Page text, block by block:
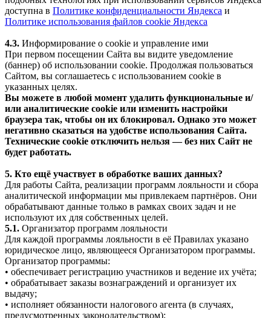
доступна в Политике конфиденциальности Яндекса и
Политике использования файлов cookie Яндекса
4.3. Информирование о cookie и управление ими
При первом посещении Сайта вы видите уведомление
(баннер) об использовании cookie. Продолжая пользоваться
Сайтом, вы соглашаетесь с использованием cookie в
указанных целях.
Вы можете в любой момент удалить функциональные и/
или аналитические cookie или изменить настройки
браузера так, чтобы он их блокировал. Однако это может
негативно сказаться на удобстве использования Сайта.
Технические cookie отключить нельзя — без них Сайт не
будет работать.
5. Кто ещё участвует в обработке ваших данных?
Для работы Сайта, реализации программ лояльности и сбора
аналитической информации мы привлекаем партнёров. Они
обрабатывают данные только в рамках своих задач и не
используют их для собственных целей.
5.1. Организатор программ лояльности
Для каждой программы лояльности в её Правилах указано
юридическое лицо, являющееся Организатором программы.
Организатор программы:
• обеспечивает регистрацию участников и ведение их учёта;
• обрабатывает заказы вознаграждений и организует их
выдачу;
• исполняет обязанности налогового агента (в случаях,
предусмотренных законодательством);